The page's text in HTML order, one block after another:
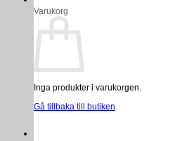
Varukorg
Inga produkter i varukorgen.
Gå tillbaka till butiken